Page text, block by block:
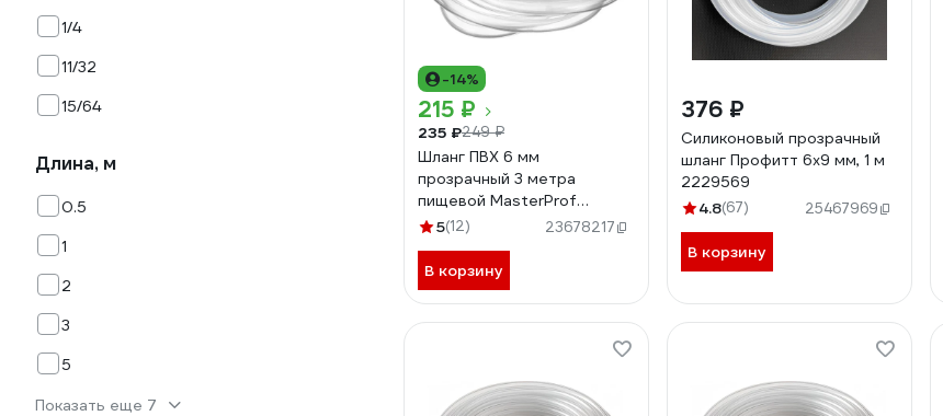
1/4
11/32
15/64
Длина, м
0.5
1
2
3
5
Показать еще 7
-14%
215 ₽
235 ₽249 ₽
Шланг ПВХ 6 мм
прозрачный 3 метра
пищевой MasterProf
ТД.030244.3
5(12) 23678217
В корзину
376 ₽
Силиконовый прозрачный
шланг Профитт 6x9 мм, 1 м
2229569
4.8(67) 25467969
В корзину